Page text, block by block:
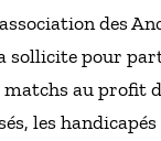
des
sollicite pour
au profit
les